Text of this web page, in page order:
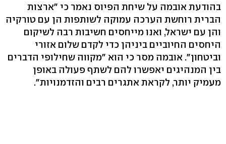
בהודעת אובמה על שיחת הפיוס נאמר כי "ארצות
הברית רוחשת הערכה עמוקה לשותפות הן עם טורקיה
והן עם ישראל, ואנו מייחסים חשיבות רבה לשיקום
היחסים החיוביים ביניהן כדי לקדם שלום אזורי
וביטחון". אובמה מסר כי הוא "מקווה שחילופי הדברים
בין המנהיגים יאפשרו להם לשתף פעולה באופן
מעמיק יותר, לקראת אתגרים רבים והזדמנויות".